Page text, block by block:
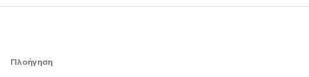
Πλοήγηση